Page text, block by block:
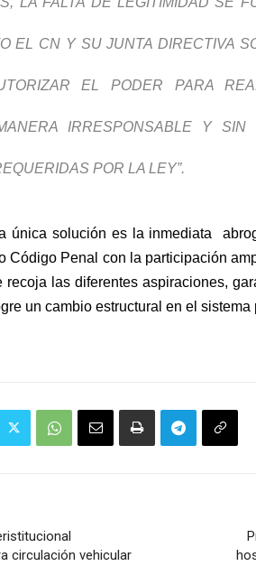
EL CN Y SU JUNTA DIRECTIVA
EL PODER PARA
IRRESPONSABLE Y SIN
POR LA LEY”.
única solución es la inmediata
Código Penal con la participación
recoja las diferentes aspiraciones,
un cambio estructural en el
circulación vehicular